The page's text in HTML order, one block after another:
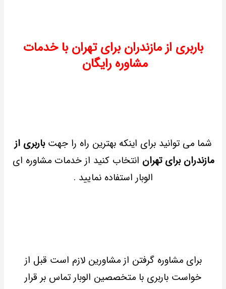
باربری از مازندران برای تهران با خدمات
مشاوره رایگان
شما می توانید برای اینکه بهترین راه را جهتباربری از
مازندران برای تهران انتخاب کنید از خدمات مشاوره ای
الوبار استفاده نمایید .
برای مشاوره گرفتن از مشاورین لازم است قبل از
خواست باربری با متخصصین الوبار تماس بر قرار